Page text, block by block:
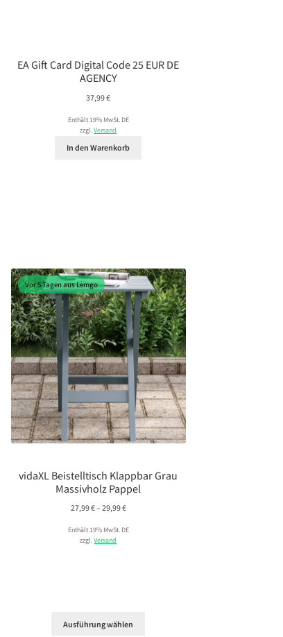
EA Gift Card Digital Code 25 EUR DE
AGENCY
37,99€
Enthält 19% MwSt. DE
zzgl.Versand
In den Warenkorb
Vor 5 Tagen aus Lemgo
vidaXL Beistelltisch Klappbar Grau
Massivholz Pappel
27,99€– 29,99€Preisspanne:
bis
Enthält 19% MwSt. DE
zzgl.Versand
Ausführung wählen